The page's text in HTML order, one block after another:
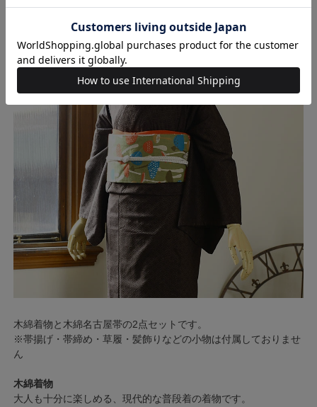
木綿着物と木綿名古屋帯の2点セットです。
※帯揚げ・帯締め・草履・髪飾りなどの小物は付属しておりませ
ん
木綿着物
大人も十分に楽しめる、現代的な普段着の着物です。